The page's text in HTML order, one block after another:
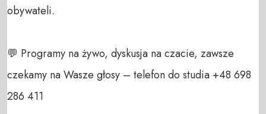
obywateli.
💬 Programy na żywo, dyskusja na czacie, zawsze
czekamy na Wasze głosy – telefon do studia +48 698
286 411